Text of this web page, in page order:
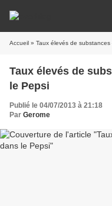
Accueil » Taux élevés de
Taux élevés de
le Pepsi
Publié le 04/07/2013 à 21:18
Par Gerome